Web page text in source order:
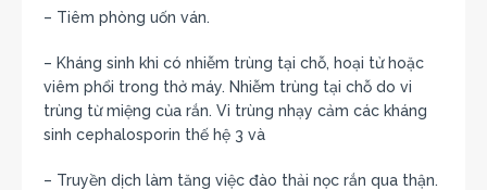
– Tiêm phòng uốn ván.
– Kháng sinh khi có nhiễm trùng tại chỗ, hoại tử hoặc
viêm phổi trong thở máy. Nhiễm trùng tại chỗ do vi
trùng từ miệng của rắn. Vi trùng nhạy cảm các kháng
sinh cephalosporin thế hệ 3 và
– Truyền dịch làm tăng việc đào thải nọc rắn qua thận.